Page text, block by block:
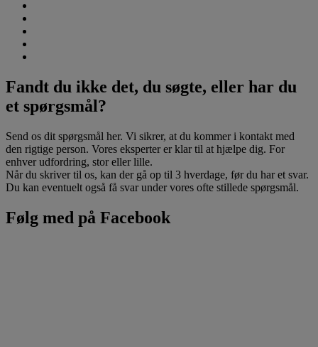
Fandt du ikke det, du søgte, eller har du
et spørgsmål?
Send os dit spørgsmål her. Vi sikrer, at du kommer i kontakt med
den rigtige person. Vores eksperter er klar til at hjælpe dig. For
enhver udfordring, stor eller lille.
Når du skriver til os, kan der gå op til 3 hverdage, før du har et svar.
Du kan eventuelt også få svar under vores ofte stillede spørgsmål.
Følg med på Facebook